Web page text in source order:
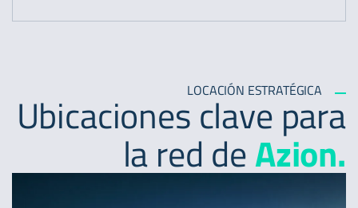
LOCACIÓN ESTRATÉGICA
Ubicaciones clave para
la red deAzion.